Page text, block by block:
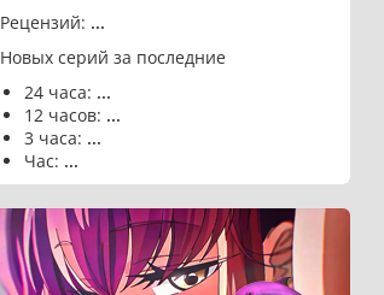
Рецензий: ...
Новых серий за последние
24 часа: ...
12 часов: ...
3 часа: ...
Час: ...